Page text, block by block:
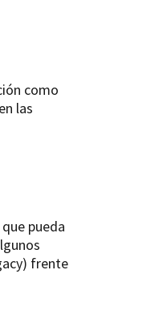
como
las
pueda
frente